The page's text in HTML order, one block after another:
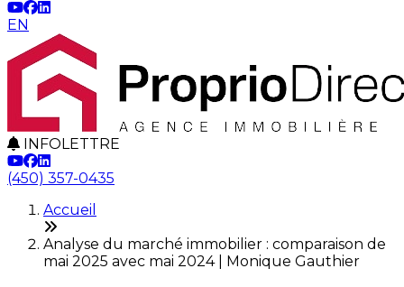
EN
INFOLETTRE
(450) 357-0435
Accueil
Analyse du marché immobilier : comparaison de
mai 2025 avec mai 2024 | Monique Gauthier